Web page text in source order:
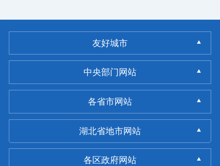
友好城市
中央部门网站
各省市网站
湖北省地市网站
各区政府网站